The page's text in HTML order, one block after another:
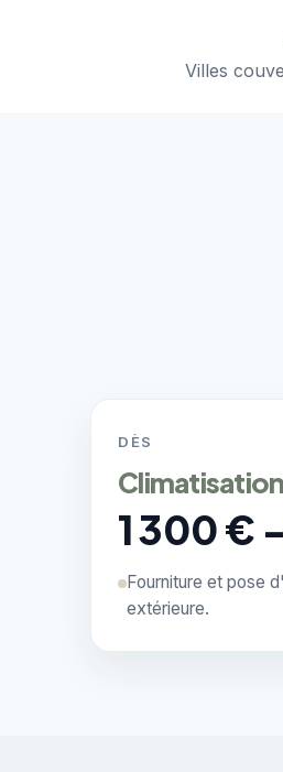
Villes
DÈS
1 300 €
Fourniture et pose
extérieure.